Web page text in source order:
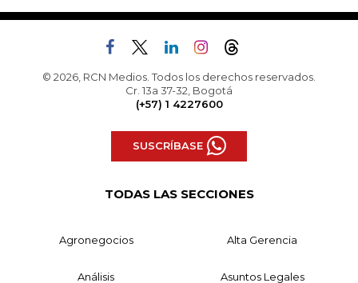
© 2026, RCN Medios. Todos los derechos reservados.
Cr. 13a 37-32, Bogotá
(+57) 1 4227600
SUSCRÍBASE
TODAS LAS SECCIONES
Agronegocios Alta Gerencia
Análisis Asuntos Legales